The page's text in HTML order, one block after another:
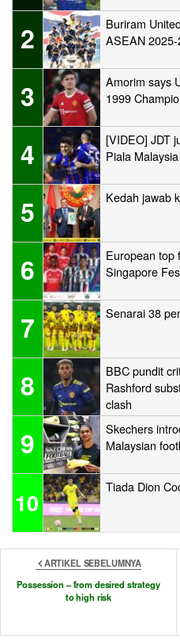
2
Buriram
ASEAN
3
Amorim says
1999
4
[VIDEO] JDT
Piala
5 Kedah jawab
6
European top
Singapore
7 Senarai 38
8
BBC pundit
Rashford
clash
9
Skechers
Malaysian
10
Tiada Dion
ARTIKEL SEBELUMNYA
Possession – from desired strategy
to high risk